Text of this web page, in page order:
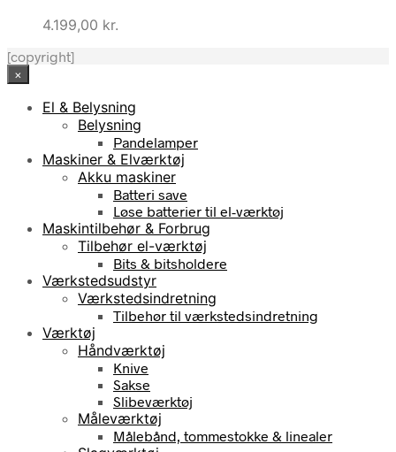
4.199,00 kr.
[copyright]
×
El & Belysning
Belysning
Pandelamper
Maskiner & Elværktøj
Akku maskiner
Batteri save
Løse batterier til el-værktøj
Maskintilbehør & Forbrug
Tilbehør el-værktøj
Bits & bitsholdere
Værkstedsudstyr
Værkstedsindretning
Tilbehør til værkstedsindretning
Værktøj
Håndværktøj
Knive
Sakse
Slibeværktøj
Måleværktøj
Målebånd, tommestokke & linealer